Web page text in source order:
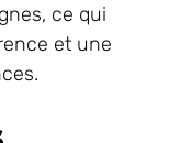
ce qui
et une